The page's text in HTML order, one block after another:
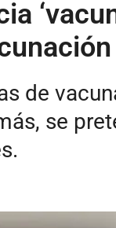
de
se